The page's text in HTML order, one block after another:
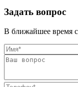
Задать вопрос
В ближайшее время с